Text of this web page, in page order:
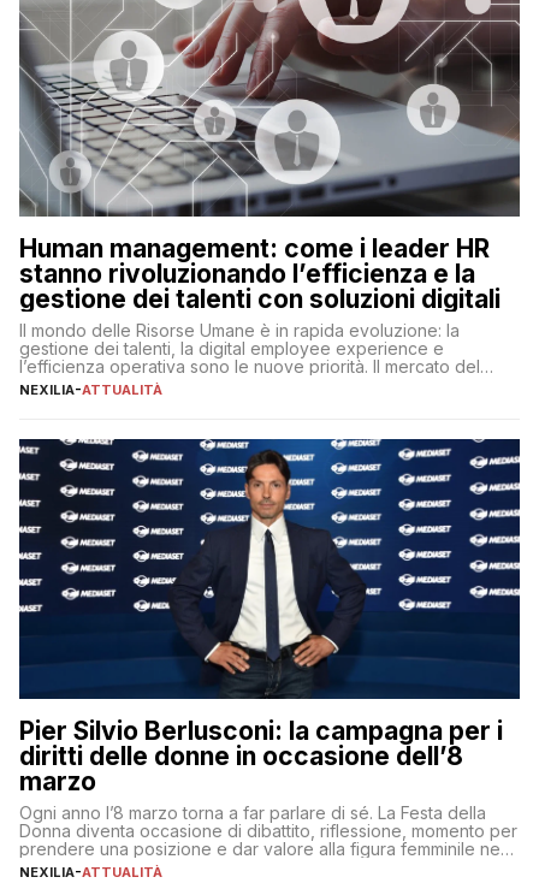
Human management: come i leader HR
stanno rivoluzionando l’efficienza e la
gestione dei talenti con soluzioni digitali
Il mondo delle Risorse Umane è in rapida evoluzione: la
gestione dei talenti, la digital employee experience e
l’efficienza operativa sono le nuove priorità. Il mercato del
lavoro, d’altra parte, è sempre più competitivo con una lotta
NEXILIA-ATTUALITÀ
Pier Silvio Berlusconi: la campagna per i
diritti delle donne in occasione dell’8
marzo
Ogni anno l’8 marzo torna a far parlare di sé. La Festa della
Donna diventa occasione di dibattito, riflessione, momento per
prendere una posizione e dar valore alla figura femminile nella
sua complessità e crucialità. A lanciare un messaggio “forte e
NEXILIA-ATTUALITÀ